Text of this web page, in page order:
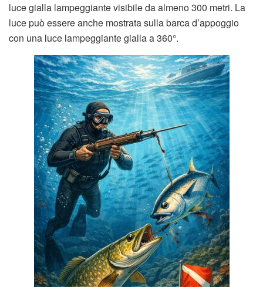
luce gialla lampeggiante visibile da almeno 300 metri. La
luce può essere anche mostrata sulla barca d’appoggio
con una luce lampeggiante gialla a 360°.